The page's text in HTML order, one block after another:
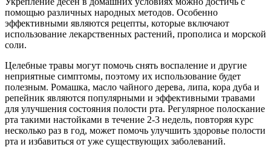
помощью различных народных методов. Особенно
эффективными являются рецепты, которые включают
использование лекарственных растений, прополиса и морской
соли.
Целебные травы могут помочь снять воспаление и другие
неприятные симптомы, поэтому их использование будет
полезным. Ромашка, масло чайного дерева, липа, кора дуба и
репейник являются популярными и эффективными травами
для улучшения состояния полости рта. Регулярное полоскание
рта такими настойками в течение 2-3 недель, повторяя курс
несколько раз в год, может помочь улучшить здоровье полости
рта и избавиться от уже существующих заболеваний.